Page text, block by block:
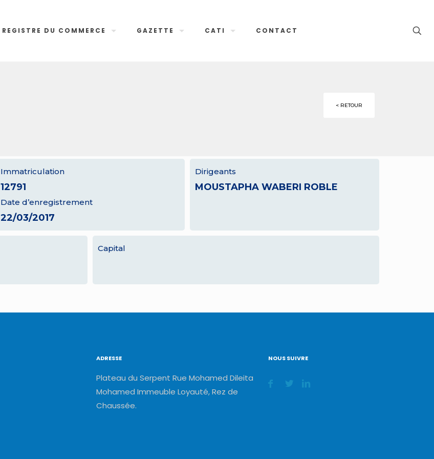
REGISTRE DU COMMERCE GAZETTE CATI CONTACT
< RETOUR
Immatriculation
12791
Date d’enregistrement
22/03/2017
Dirigeants
MOUSTAPHA WABERI ROBLE
Capital
ADRESSE
Plateau du Serpent Rue Mohamed Dileita
Mohamed Immeuble Loyauté, Rez de
Chaussée.
NOUS SUIVRE